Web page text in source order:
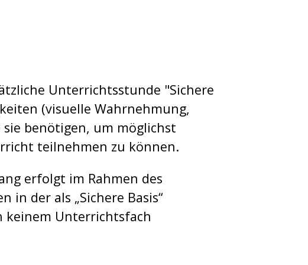
Unterrichtsstunde "Sichere
(visuelle Wahrnehmung,
benötigen, um möglichst
teilnehmen zu können.
erfolgt im Rahmen des
der als „Sichere Basis“
keinem Unterrichtsfach